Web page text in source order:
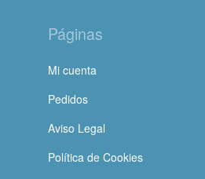
Páginas
Mi cuenta
Pedidos
Aviso Legal
Política de Cookies